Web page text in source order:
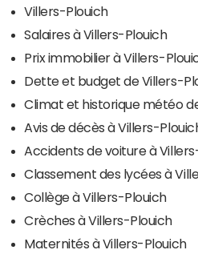
Villers-Plouich
Salaires à Villers-Plouich
Prix immobilier à Villers-
Dette et budget de Villers-
Climat et historique météo
Avis de décès à Villers-
Accidents de voiture à
Classement des lycées à
Collège à Villers-Plouich
Crèches à Villers-Plouich
Maternités à Villers-Plouich